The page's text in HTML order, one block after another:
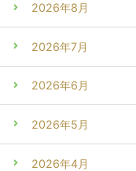
2026年8月
2026年7月
2026年6月
2026年5月
2026年4月